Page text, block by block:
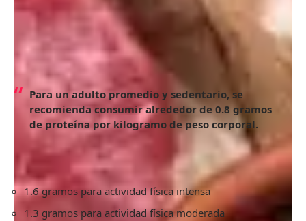
requerimientos calóricos individuales. Según Medline Plus,
se aconseja que entre el 10 % y el 35 % de las calorías
diarias provengan de proteínas. Por ejemplo, si consumes
2000 calorías al día, deberías ingerir entre 50 y 175
gramos de proteínas.
Para un adulto promedio y sedentario, se
recomienda consumir alrededor de 0.8 gramos
de proteína por kilogramo de peso corporal.
Si realizas ejercicio regularmente, necesitarás una cantidad
mayor de proteínas. Un estudio publicado en Food and
Function en 2016 sugiere una ingesta de:
1.6 gramos para actividad física intensa
1.3 gramos para actividad física moderada